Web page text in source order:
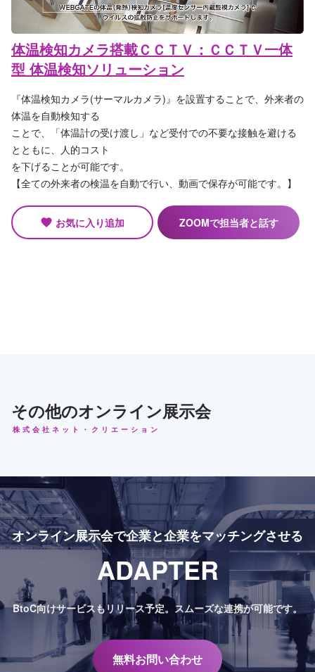
体温検知カメラ搭載ＣＣＴＶ：ＣＣＴＶ一体
型 体温検知ソリューション
『体温検知カメラ(サーマルカメラ)』を設置することで、外来者の
体温を自動検知する
ことで、「体温計の受け渡し」など受付での不要な接触を避ける
とともに、人的コスト
を下げることが可能です。
【全ての外来者の検温を自動で行い、動画で保存が可能です。】
favorite お気に入り追加 ZOOMで担当者と話す
その他のオンライン展示会
株式会社ネット・クリエーション
オンライン展示会で企業と企業をマッチングさせる
ADAPTER
BtoC向けサービスもリリース予定。 スムーズな連携が可能です。
無料お問い合わせ